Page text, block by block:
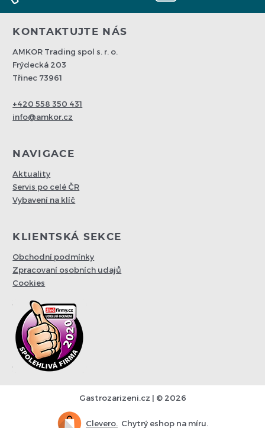
KONTAKTUJTE NÁS
AMKOR Trading spol s. r. o.
Frýdecká 203
Třinec 73961
+420 558 350 431
info@amkor.cz
NAVIGACE
Aktuality
Servis po celé ČR
Vybavení na klíč
KLIENTSKÁ SEKCE
Obchodní podmínky
Zpracovaní osobních udajů
Cookies
Gastrozarizeni.cz | © 2026
Clevero. Chytrý eshop na míru.